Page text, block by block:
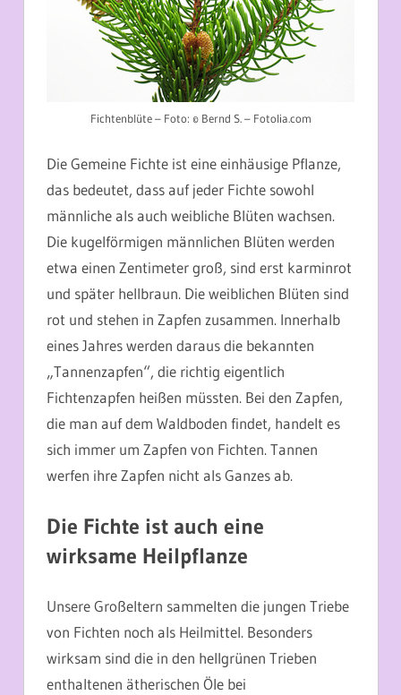
Fichtenblüte – Foto: © Bernd S. – Fotolia.com
Die Gemeine Fichte ist eine einhäusige Pflanze,
das bedeutet, dass auf jeder Fichte sowohl
männliche als auch weibliche Blüten wachsen.
Die kugelförmigen männlichen Blüten werden
etwa einen Zentimeter groß, sind erst karminrot
und später hellbraun. Die weiblichen Blüten sind
rot und stehen in Zapfen zusammen. Innerhalb
eines Jahres werden daraus die bekannten
„Tannenzapfen“, die richtig eigentlich
Fichtenzapfen heißen müssten. Bei den Zapfen,
die man auf dem Waldboden findet, handelt es
sich immer um Zapfen von Fichten. Tannen
werfen ihre Zapfen nicht als Ganzes ab.
Die Fichte ist auch eine
wirksame Heilpflanze
Unsere Großeltern sammelten die jungen Triebe
von Fichten noch als Heilmittel. Besonders
wirksam sind die in den hellgrünen Trieben
enthaltenen ätherischen Öle bei